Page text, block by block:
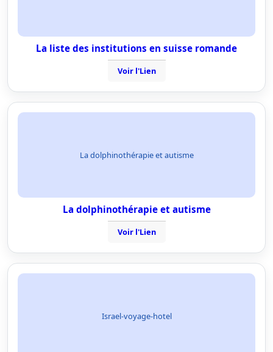
La liste des institutions en suisse romande
Voir l'Lien
La dolphinothérapie et autisme
La dolphinothérapie et autisme
Voir l'Lien
Israel-voyage-hotel